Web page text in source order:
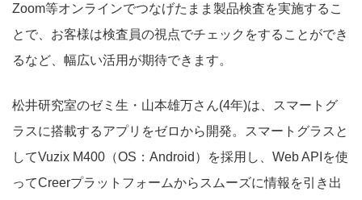
Zoom等オンラインでつなげたまま製品検査を実施するこ
とで、お客様は検査員の視点でチェックをすることができ
るなど、幅広い活用が期待できます。
松井研究室のゼミ生・山本雄万さん(4年)は、スマートグ
ラスに搭載するアプリをゼロから開発。スマートグラスと
してVuzix M400（OS：Android）を採用し、Web APIを使
ってCreerプラットフォームからスムーズに情報を引き出